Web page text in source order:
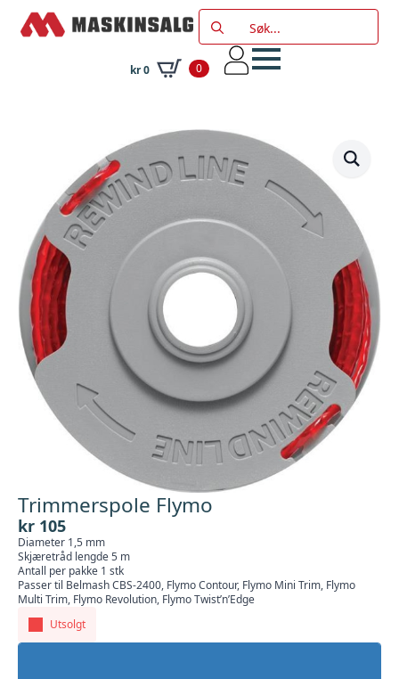
Search
for:
kr0 0
Trimmerspole Flymo
kr 105
Diameter 1,5 mm
Skjæretråd lengde 5 m
Antall per pakke 1 stk
Passer til Belmash CBS-2400, Flymo Contour, Flymo Mini Trim, Flymo
Multi Trim, Flymo Revolution, Flymo Twist’n’Edge
Utsolgt